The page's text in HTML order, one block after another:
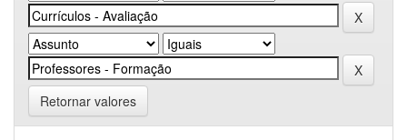
Retornar valores